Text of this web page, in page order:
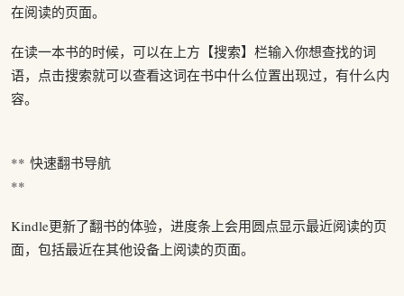
在阅读的页面。
在读一本书的时候，可以在上方【搜索】栏输入你想查找的词
语，点击搜索就可以查看这词在书中什么位置出现过，有什么内
容。
** 快速翻书导航
**
Kindle更新了翻书的体验，进度条上会用圆点显示最近阅读的页
面，包括最近在其他设备上阅读的页面。